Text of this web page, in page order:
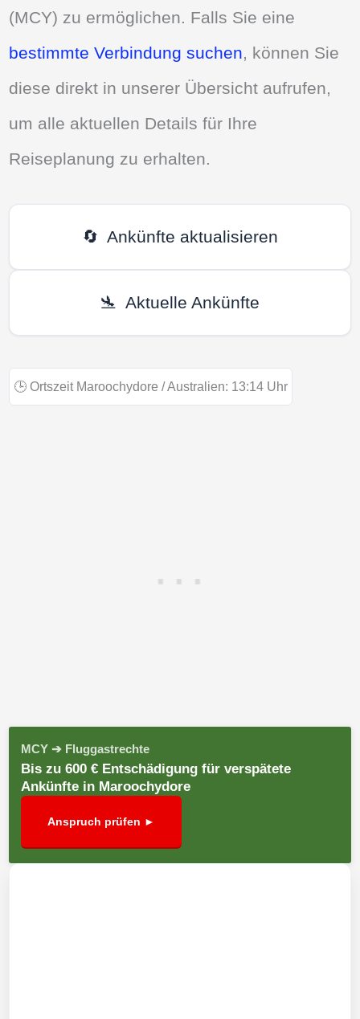
(MCY) zu ermöglichen. Falls Sie eine
bestimmte Verbindung suchen, können Sie
diese direkt in unserer Übersicht aufrufen,
um alle aktuellen Details für Ihre
Reiseplanung zu erhalten.
🔄 Ankünfte aktualisieren
🛬 Aktuelle Ankünfte
🕒 Ortszeit Maroochydore / Australien: 13:14 Uhr
MCY ➔ Fluggastrechte
Bis zu 600 € Entschädigung für verspätete
Ankünfte in Maroochydore
Anspruch prüfen ►